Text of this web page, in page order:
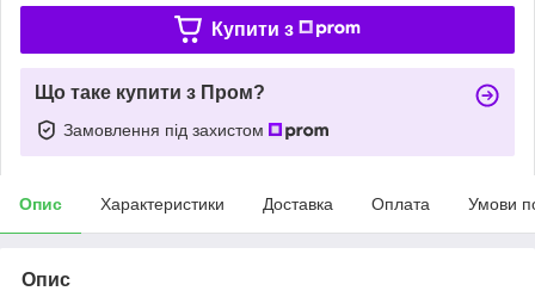
Купити з
Що таке купити з Пром?
Замовлення під захистом
Опис Характеристики Доставка Оплата Умови
Опис